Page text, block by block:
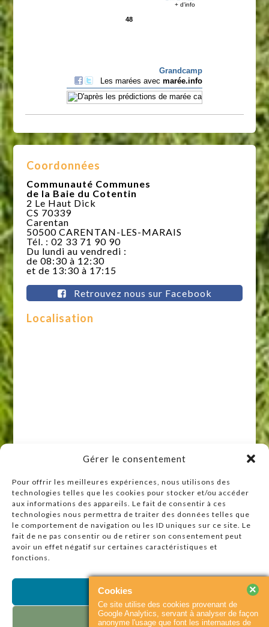
Gérer le consentement
Pour offrir les meilleures expériences, nous utilisons des
technologies telles que les cookies pour stocker et/ou accéder
aux informations des appareils. Le fait de consentir à ces
technologies nous permettra de traiter des données telles que
le comportement de navigation ou les ID uniques sur ce site. Le
fait de ne pas consentir ou de retirer son consentement peut
avoir un effet négatif sur certaines caractéristiques et
fonctions.
Accepter
Refuser
Coordonnées
Communauté Communes
de la Baie du Cotentin
2 Le Haut Dick
CS 70339
Carentan
50500 CARENTAN-LES-MARAIS
Tél. : 02 33 71 90 90
Du lundi au vendredi :
de 08:30 à 12:30
et de 13:30 à 17:15
Retrouvez nous sur Facebook
Localisation
Raccourcis
Accueil
Actualités
Agenda
Plan du site
Cookies
Ce site utilise des cookies provenant de
Google Analytics, servant à analyser de façon
anonyme l'usage que font les internautes de
×